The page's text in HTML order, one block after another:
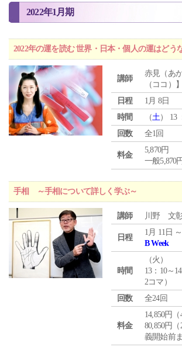
2022年1月期
2022年の運を読む 世界・日本・個人の運はどう
講師
赤見（あ
（ココ）】
日程
1月 8日
時間
（土） 13
回数
全1回
料金
5,870円
一般5,870
手相 ～手相について詳しく学ぶ～
講師 川野 文
日程
1月 11日
B Week
時間
（火 ）
13：10～
2コマ）
回数
全24回
料金
14,850円
80,850円
義開始前ま